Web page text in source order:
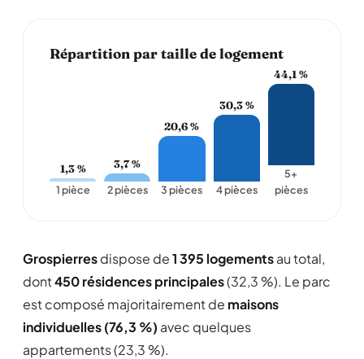
Répartition par taille de logement
1,3 %
1 pièce
3,7 %
2 pièces
20,6 %
3 pièces
30,3 %
4 pièces
44,1 %
5+
pièces
Grospierresdispose de1 395 logementsau total,
dont450 résidences principales(32,3 %). Le parc
est composé majoritairement de maisons
individuelles (76,3 %) avec quelques
appartements (23,3 %).